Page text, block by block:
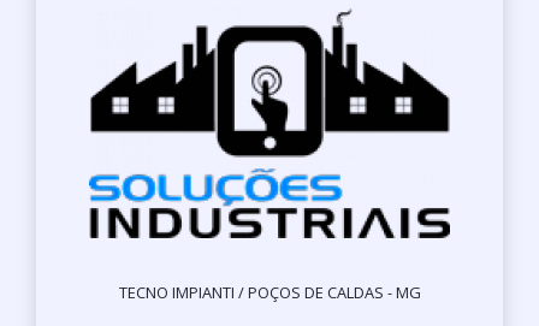
TECNO IMPIANTI / POÇOS DE CALDAS - MG